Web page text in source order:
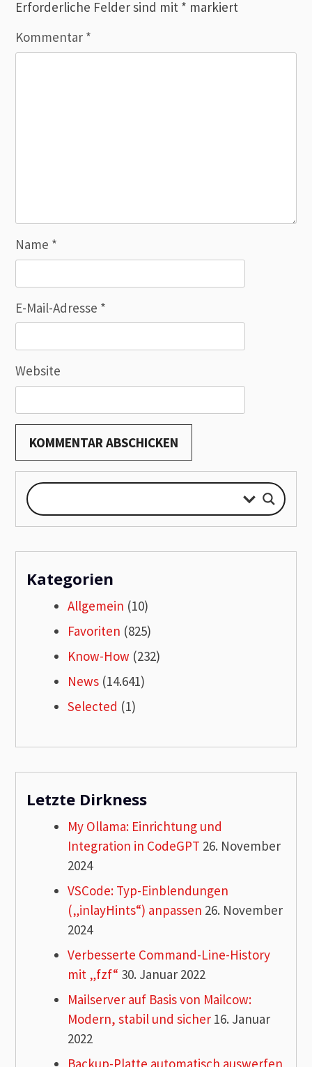
Erforderliche Felder sind mit * markiert
Kommentar *
Name *
E-Mail-Adresse *
Website
Kategorien
Allgemein (10)
Favoriten (825)
Know-How (232)
News (14.641)
Selected (1)
Letzte Dirkness
My Ollama: Einrichtung und
Integration in CodeGPT 26. November
2024
VSCode: Typ-Einblendungen
(„inlayHints“) anpassen 26. November
2024
Verbesserte Command-Line-History
mit „fzf“ 30. Januar 2022
Mailserver auf Basis von Mailcow:
Modern, stabil und sicher 16. Januar
2022
Backup-Platte automatisch auswerfen